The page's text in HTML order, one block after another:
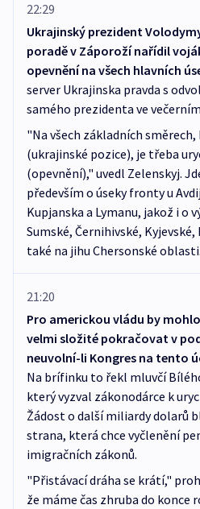
22:29
Ukrajinský prezident
poradě v Záporoží nařídil
opevnění na všech hlavních
server Ukrajinska pravda s
samého prezidenta ve
"Na všech základních
(ukrajinské pozice), je třeba
(opevnění)," uvedl Zelenskyj.
především o úseky fronty u
Kupjanska a Lymanu, jakož i o
Sumské, Černihivské, Kyjevské,
také na jihu Chersonské oblasti.
21:20
Pro americkou vládu by
velmi složité pokračovat v
neuvolní-li Kongres na tento
Na brífinku to řekl mluvčí
který vyzval zákonodárce k
Žádost o další miliardy dolarů
strana, která chce vyčlenění
imigračních zákonů.
"Přistávací dráha se krátí,"
že máme čas zhruba do konce